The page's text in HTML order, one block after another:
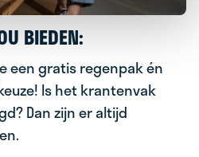
BIEDEN:
een gratis regenpak én
Is het krantenvak
Dan zijn er altijd